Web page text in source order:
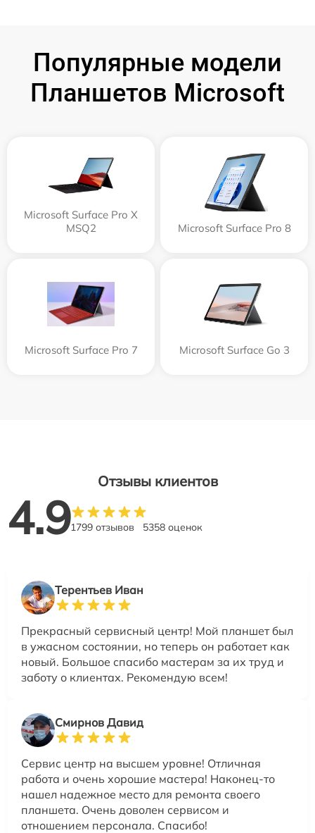
Популярные модели
Планшетов Microsoft
Microsoft Surface Pro X
MSQ2
Microsoft Surface Pro 8
Microsoft Surface Pro 7 Microsoft Surface Go 3
Отзывы клиентов
4.91799 отзывов 5358 оценок
Терентьев Иван
Прекрасный сервисный центр! Мой планшет был
в ужасном состоянии, но теперь он работает как
новый. Большое спасибо мастерам за их труд и
заботу о клиентах. Рекомендую всем!
Смирнов Давид
Сервис центр на высшем уровне! Отличная
работа и очень хорошие мастера! Наконец-то
нашел надежное место для ремонта своего
планшета. Очень доволен сервисом и
отношением персонала. Спасибо!